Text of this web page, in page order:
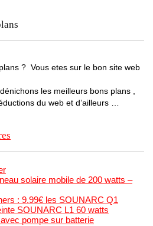
? Vous etes sur le bon site web
les meilleurs bons plans ,
du web et d’ailleurs …
solaire mobile de 200 watts –
: 9.99€ les SOUNARC Q1
SOUNARC L1 60 watts
pompe sur batterie